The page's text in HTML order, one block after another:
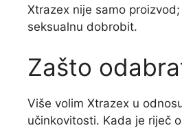
Xtrazex nije samo
seksualnu dobrobit.
Zašto
Više volim Xtrazex u
učinkovitosti. Kada je riječ